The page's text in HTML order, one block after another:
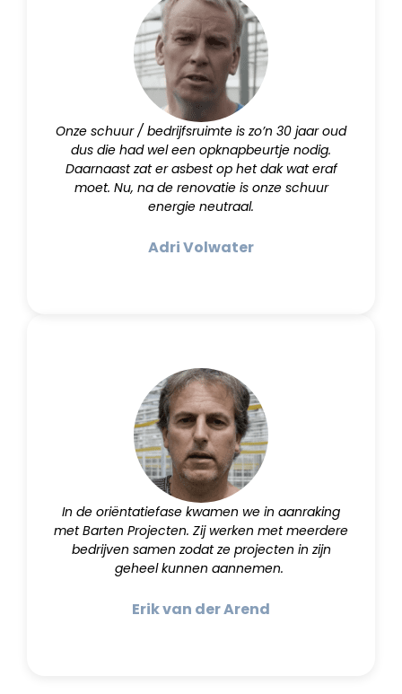
Onze schuur / bedrijfsruimte is zo’n 30 jaar oud
dus die had wel een opknapbeurtje nodig.
Daarnaast zat er asbest op het dak wat eraf
moet. Nu, na de renovatie is onze schuur
energie neutraal.
Adri Volwater
In de oriëntatiefase kwamen we in aanraking
met Barten Projecten. Zij werken met meerdere
bedrijven samen zodat ze projecten in zijn
geheel kunnen aannemen.
Erik van der Arend